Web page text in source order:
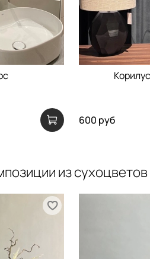
600 руб
из сухоцветов